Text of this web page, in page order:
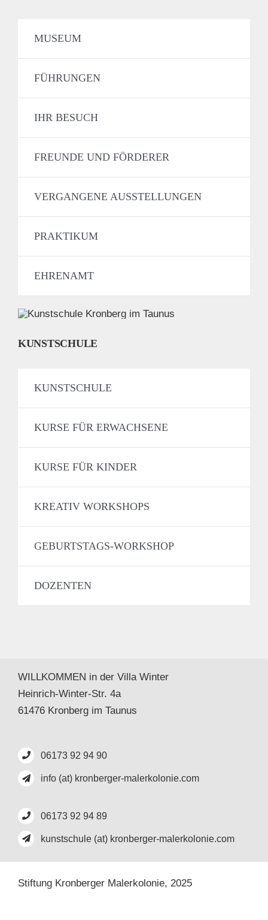
MUSEUM
FÜHRUNGEN
IHR BESUCH
FREUNDE UND FÖRDERER
VERGANGENE AUSSTELLUNGEN
PRAKTIKUM
EHRENAMT
KUNSTSCHULE
KUNSTSCHULE
KURSE FÜR ERWACHSENE
KURSE FÜR KINDER
KREATIV WORKSHOPS
GEBURTSTAGS-WORKSHOP
DOZENTEN
WILLKOMMEN in der Villa Winter
Heinrich-Winter-Str. 4a
61476 Kronberg im Taunus
06173 92 94 90
info (at) kronberger-malerkolonie.com
06173 92 94 89
kunstschule (at) kronberger-malerkolonie.com
Stiftung Kronberger Malerkolonie, 2025